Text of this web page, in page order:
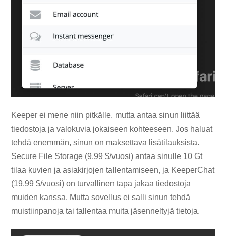
Keeper ei mene niin pitkälle, mutta antaa sinun liittää
tiedostoja ja valokuvia jokaiseen kohteeseen. Jos haluat
tehdä enemmän, sinun on maksettava lisätilauksista.
Secure File Storage (9.99 $/vuosi) antaa sinulle 10 Gt
tilaa kuvien ja asiakirjojen tallentamiseen, ja KeeperChat
(19.99 $/vuosi) on turvallinen tapa jakaa tiedostoja
muiden kanssa. Mutta sovellus ei salli sinun tehdä
muistiinpanoja tai tallentaa muita jäsenneltyjä tietoja.